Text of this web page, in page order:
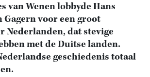
van Wenen lobbyde Hans
voor een groot
dat stevige
met de Duitse landen.
geschiedenis totaal